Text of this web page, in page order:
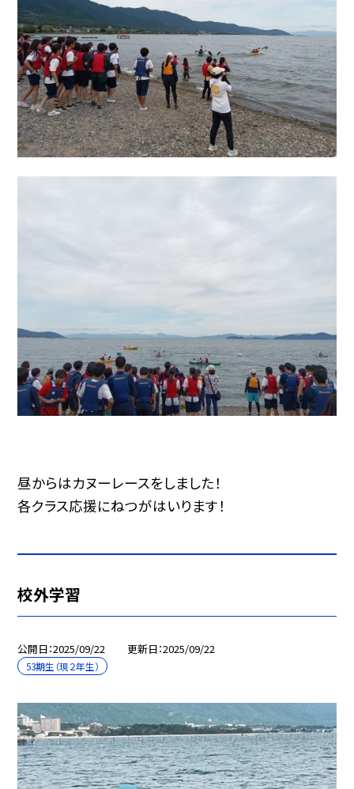
昼からはカヌーレースをしました！
各クラス応援にねつがはいります！
校外学習
公開日 2025/09/22 更新日 2025/09/22
53期生（現２年生）